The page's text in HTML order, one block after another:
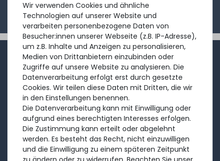
dieDatenschutzerklärung
Wir verwenden Cookies und ähnliche
Technologien auf unserer Website und
verarbeiten personenbezogene Daten von
Besucher:innen unserer Webseite (z.B. IP-Adresse),
um z.B. Inhalte und Anzeigen zu personalisieren,
Medien von Drittanbietern einzubinden oder
Zugriffe auf unsere Website zu analysieren. Die
Datenverarbeitung erfolgt erst durch gesetzte
Cookies. Wir teilen diese Daten mit Dritten, die wir
in den Einstellungen benennen.
Die Datenverarbeitung kann mit Einwilligung oder
aufgrund eines berechtigten Interesses erfolgen.
Die Zustimmung kann erteilt oder abgelehnt
werden. Es besteht das Recht, nicht einzuwilligen
und die Einwilligung zu einem späteren Zeitpunkt
INFORMATIONEN
Kundenservice
Rücksendung
Über uns
Ankauf
Referenzen
Bewertungen